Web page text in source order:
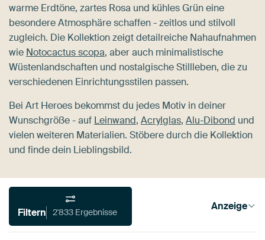
warme Erdtöne, zartes Rosa und kühles Grün eine
besondere Atmosphäre schaffen - zeitlos und stilvoll
zugleich. Die Kollektion zeigt detailreiche Nahaufnahmen
wie Notocactus scopa, aber auch minimalistische
Wüstenlandschaften und nostalgische Stillleben, die zu
verschiedenen Einrichtungsstilen passen.
Bei Art Heroes bekommst du jedes Motiv in deiner
Wunschgröße - auf Leinwand, Acrylglas, Alu-Dibond und
vielen weiteren Materialien. Stöbere durch die Kollektion
und finde dein Lieblingsbild.
Filtern 2'833 Ergebnisse Anzeige